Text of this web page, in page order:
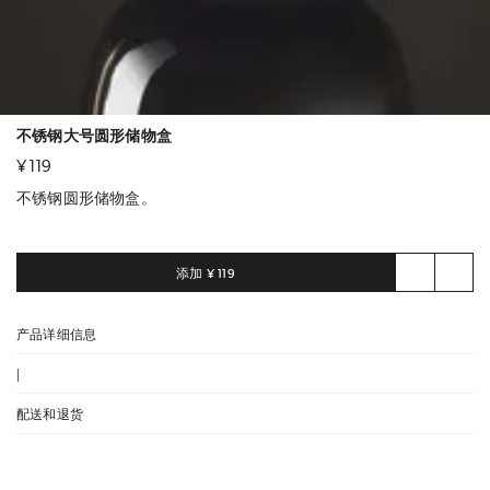
不锈钢大号圆形储物盒
¥ 119
不锈钢圆形储物盒。
添加 ¥ 119
产品详细信息
配送和退货